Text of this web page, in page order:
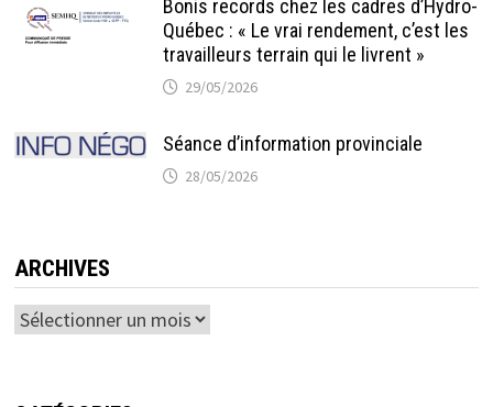
Bonis records chez les cadres d’Hydro-
Québec : « Le vrai rendement, c’est les
travailleurs terrain qui le livrent »
29/05/2026
Séance d’information provinciale
28/05/2026
ARCHIVES
Archives